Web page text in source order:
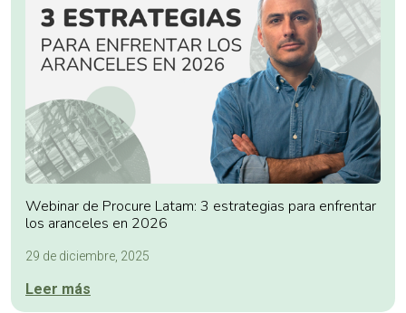
Webinar de Procure Latam: 3 estrategias para enfrentar
los aranceles en 2026
29 de diciembre, 2025
Leer más